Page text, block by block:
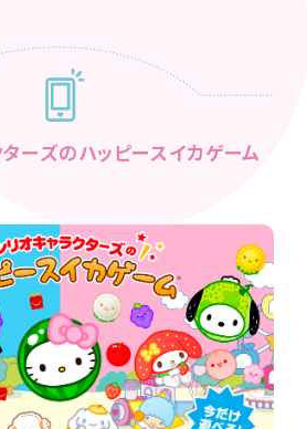
ーズのハッピースイカゲーム